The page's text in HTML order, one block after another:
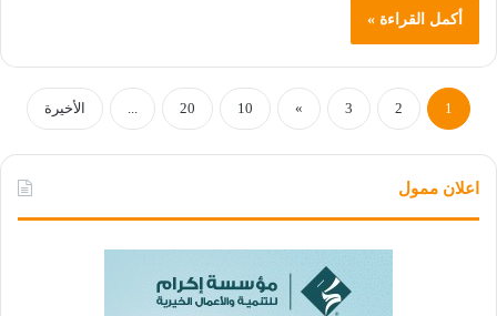
أكمل القراءة »
1
2
3
»
10
20 الأخيرة
اعلان ممول